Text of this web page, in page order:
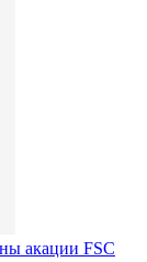
акации FSC